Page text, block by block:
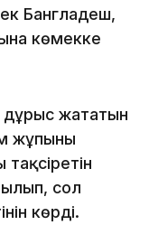
Бангладеш,
көмекке
дұрыс жататын
жұпыны
сол
көрді.